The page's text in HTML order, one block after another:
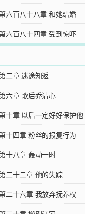
六百八十八章 和她结婚
六百八十四章 受到惊吓
二章 迷途知返
六章 歌后乔清心
十章 以后一定好好保护他
十四章 粉丝的报复行为
十八章 轰动一时
二十二章 他的失踪
二十六章 我放弃抚养权